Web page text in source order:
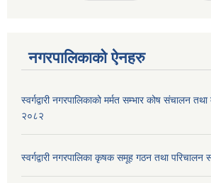
नगरपालिकाको ऐनहरु
स्वर्गद्वारी नगरपालिकाको मर्मत सम्भार कोष संचालन तथा
२०८२
स्वर्गद्वारी नगरपालिका कृषक समूह गठन तथा परिचालन